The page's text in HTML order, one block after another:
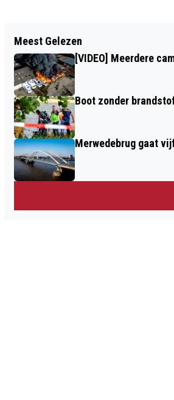
VROUW GEWOND BIJ
WAALWIJK
Meest Gelezen
[VIDEO] Meerdere
Boot zonder
Merwedebrug gaat